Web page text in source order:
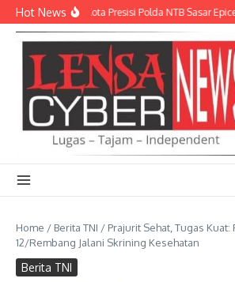
Lewati ke konten
Hot NewsPatroli Kota Presisi Polda NTB Sasar
Home / Berita TNI / Prajurit Sehat, Tugas
12/Rembang Jalani Skrining Kesehatan
Berita TNI